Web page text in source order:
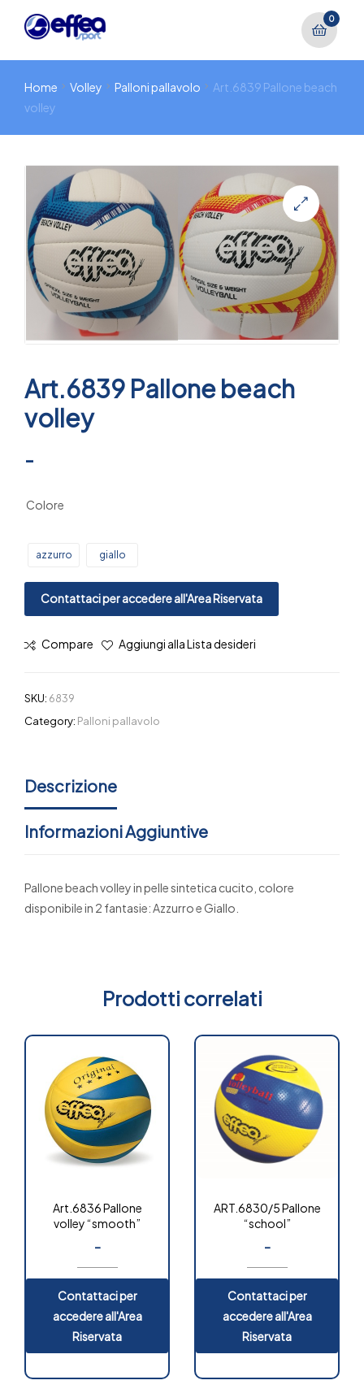
0
Home Volley Palloni pallavolo
Art.6839 Pallone beach
volley
🔍
Art.6839 Pallone beach
volley
-
Colore
azzurro giallo
Contattaci per accedere all'Area Riservata
Compare Aggiungi alla Lista desideri
SKU: 6839
Category: Palloni pallavolo
Descrizione
Informazioni Aggiuntive
Pallone beach volley in pelle sintetica cucito, colore
disponibile in 2 fantasie: Azzurro e Giallo.
Prodotti correlati
Art.6836 Pallone
volley “smooth”
-
Contattaci per
accedere all'Area
Riservata
ART.6830/5 Pallone
“school”
-
Contattaci per
accedere all'Area
Riservata